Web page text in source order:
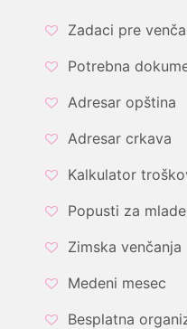
Zadaci pre
Potrebna
Adresar opština
Adresar crkava
Kalkulator
Popusti za
Zimska venčanja
Medeni mesec
Besplatna